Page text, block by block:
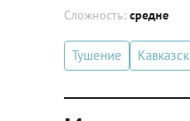
Сложность: средне
Тушение